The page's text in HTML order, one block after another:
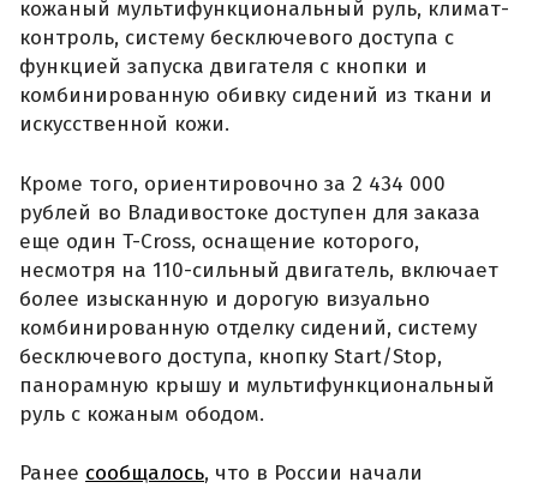
кожаный мультифункциональный руль, климат-
контроль, систему бесключевого доступа с
функцией запуска двигателя с кнопки и
комбинированную обивку сидений из ткани и
искусственной кожи.
Кроме того, ориентировочно за 2 434 000
рублей во Владивостоке доступен для заказа
еще один T-Cross, оснащение которого,
несмотря на 110-сильный двигатель, включает
более изысканную и дорогую визуально
комбинированную отделку сидений, систему
бесключевого доступа, кнопку Start/Stop,
панорамную крышу и мультифункциональный
руль с кожаным ободом.
Ранее сообщалось, что в России начали